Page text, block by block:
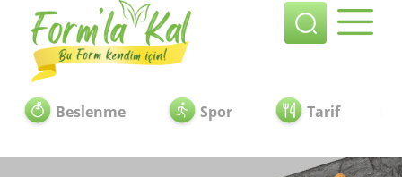
Beslenme Spor Tarif